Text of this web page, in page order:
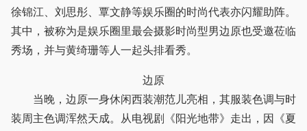
徐锦江、刘思彤、覃文静等娱乐圈的时尚代表亦闪耀助阵。
其中，被称为是娱乐圈里最会摄影时尚型男边原也受邀莅临
秀场，并与黄绮珊等人一起头排看秀。
边原
当晚，边原一身休闲西装潮范儿亮相，其服装色调与时
装周主色调浑然天成。从电视剧《阳光地带》走出，因《夏